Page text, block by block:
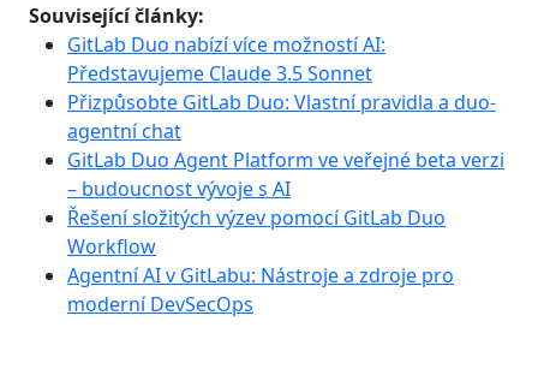
Související články:
GitLab Duo nabízí více možností AI:
Představujeme Claude 3.5 Sonnet
Přizpůsobte GitLab Duo: Vlastní pravidla a duo-
agentní chat
GitLab Duo Agent Platform ve veřejné beta verzi
– budoucnost vývoje s AI
Řešení složitých výzev pomocí GitLab Duo
Workflow
Agentní AI v GitLabu: Nástroje a zdroje pro
moderní DevSecOps